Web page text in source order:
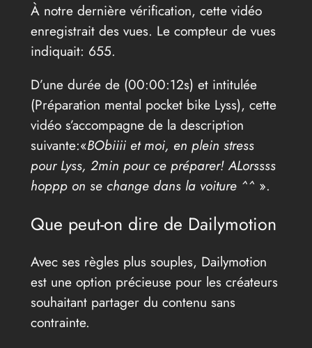
À notre dernière vérification, cette vidéo
enregistrait des vues. Le compteur de vues
indiquait: 655.
D’une durée de (00:00:12s) et intitulée
(Préparation mental pocket bike Lyss), cette
vidéo s’accompagne de la description
suivante:«BObiiii et moi, en plein stress
pour Lyss, 2min pour ce préparer! ALorssss
hoppp on se change dans la voiture ^^ ».
Que peut-on dire de Dailymotion
Avec ses règles plus souples, Dailymotion
est une option précieuse pour les créateurs
souhaitant partager du contenu sans
contrainte.